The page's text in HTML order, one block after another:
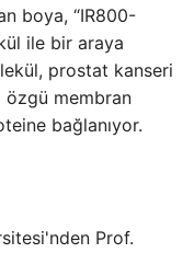
boya, “IR800-
ile bir araya
prostat kanseri
özgü membran
​​bağlanıyor.
Prof.